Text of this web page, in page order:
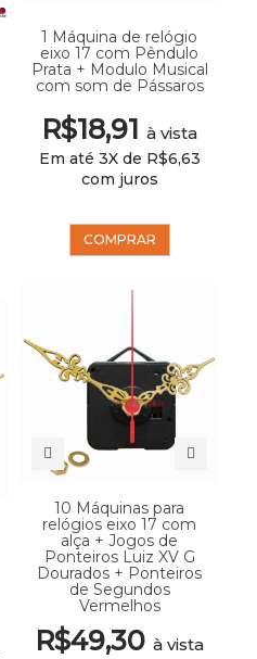
1 Máquina de relógio
eixo 17 com Pêndulo
Prata + Modulo Musical
com som de Pássaros
R$18,91 à vista
Em até 3X de R$6,63
com juros
COMPRAR
10 Máquinas para
relógios eixo 17 com
alça + Jogos de
Ponteiros Luiz XV G
Dourados + Ponteiros
de Segundos
Vermelhos
R$49,30 à vista